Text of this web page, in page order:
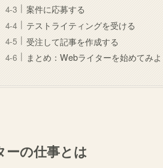
案件に応募する
テストライティングを受ける
受注して記事を作成する
まとめ：Webライターを始めてみよ
ーの仕事とは